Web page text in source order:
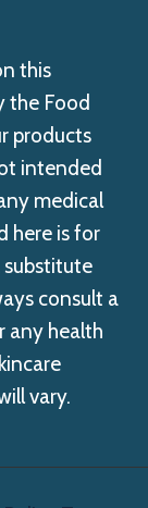
this
the Food
products
intended
medical
here is for
substitute
consult a
any health
vary.